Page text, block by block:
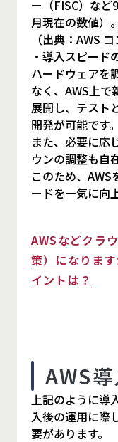
ー（FISC）な
月現在の数値）。
（出典：AWS
・導入スピード
ハードウェアを
なく、AWS上で
展開し、テスト
開発が可能です。
また、必要に応
ウンの調整も自
このため、
ードを一気に向
AWSなどクラ
策）になりま
イントは？
AWS
上記のように導
入後の運用に際
要があります。